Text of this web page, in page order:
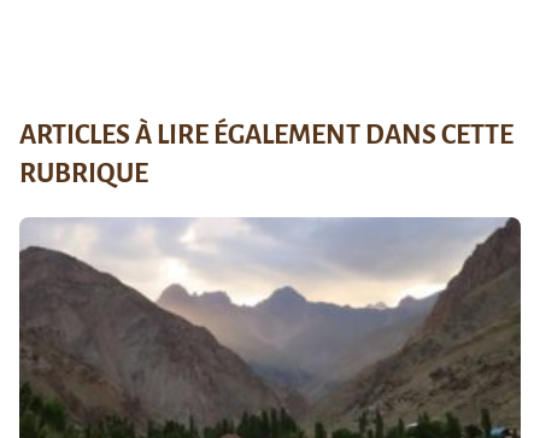
ARTICLES À LIRE ÉGALEMENT DANS CETTE
RUBRIQUE